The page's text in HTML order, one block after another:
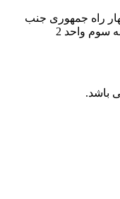
راه جمهوری جنب
باشد.